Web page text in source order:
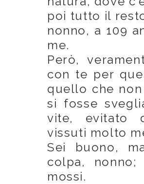
poi tutto il
nonno, a 109
me.
Però,
con te per
quello che
si fosse
vite, evitato
vissuti molto
Sei buono,
colpa,
mossi.